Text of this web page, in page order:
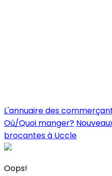
L'annuaire des
Où/Quoi manger?
brocantes à Uccle
Oops!